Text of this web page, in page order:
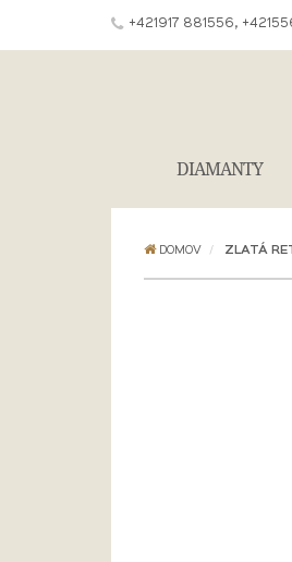
+421917 881556,
DIAMANTY
DOMOV ZLATÁ